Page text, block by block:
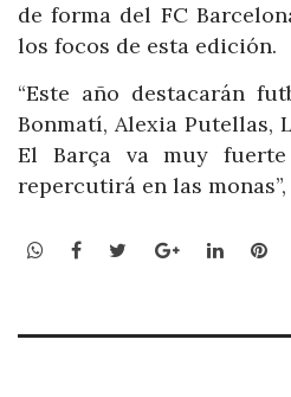
de forma del FC
los focos de esta edición.
“Este año destacarán
Bonmatí, Alexia Putellas,
El Barça va muy
repercutirá en las
WhatsApp
Facebook
TwitterGoogle+LinkedIn